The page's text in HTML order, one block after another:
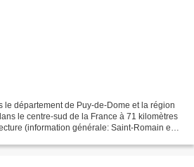
le département de Puy-de-Dome et la région
le centre-sud de la France à 71 kilomètres
(information générale: Saint-Romain est